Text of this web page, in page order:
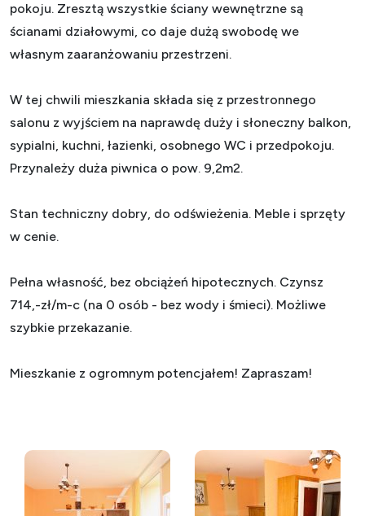
pokoju. Zresztą wszystkie ściany wewnętrzne są
ścianami działowymi, co daje dużą swobodę we
własnym zaaranżowaniu przestrzeni.
W tej chwili mieszkania składa się z przestronnego
salonu z wyjściem na naprawdę duży i słoneczny balkon,
sypialni, kuchni, łazienki, osobnego WC i przedpokoju.
Przynależy duża piwnica o pow. 9,2m2.
Stan techniczny dobry, do odświeżenia. Meble i sprzęty
w cenie.
Pełna własność, bez obciążeń hipotecznych. Czynsz
714,-zł/m-c (na 0 osób - bez wody i śmieci). Możliwe
szybkie przekazanie.
Mieszkanie z ogromnym potencjałem! Zapraszam!